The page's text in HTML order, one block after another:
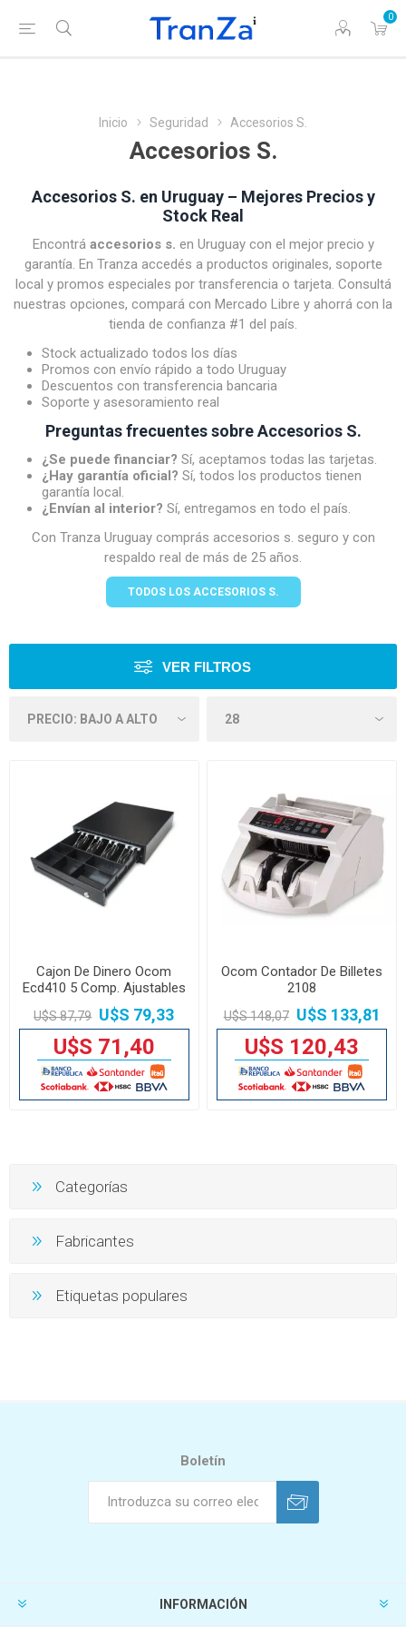
0
Inicio Seguridad Accesorios S.
Accesorios S.
Accesorios S. en Uruguay – Mejores Precios y
Stock Real
Encontrá accesorios s. en Uruguay con el mejor precio y
garantía. En Tranza accedés a productos originales, soporte
local y promos especiales por transferencia o tarjeta. Consultá
nuestras opciones, compará con Mercado Libre y ahorrá con la
tienda de confianza #1 del país.
Stock actualizado todos los días
Promos con envío rápido a todo Uruguay
Descuentos con transferencia bancaria
Soporte y asesoramiento real
Preguntas frecuentes sobre Accesorios S.
¿Se puede financiar? Sí, aceptamos todas las tarjetas.
¿Hay garantía oficial? Sí, todos los productos tienen
garantía local.
¿Envían al interior? Sí, entregamos en todo el país.
Con Tranza Uruguay comprás accesorios s. seguro y con
respaldo real de más de 25 años.
TODOS LOS ACCESORIOS S.
VER FILTROS
Cajon De Dinero Ocom
Ecd410 5 Comp. Ajustables
U$S 87,79 U$S 79,33
U$S 71,40
Ocom Contador De Billetes
2108
U$S 148,07 U$S 133,81
U$S 120,43
Categorías
Fabricantes
Etiquetas populares
Boletín
INFORMACIÓN